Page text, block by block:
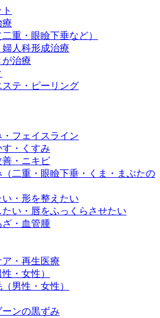
療
重・眼瞼下垂など）
人科形成治療
が治療
ステ・ピーリング
・フェイスライン
・くすみ
・ニキビ
（二重・眼瞼下垂・くま・まぶたの
・形を整えたい
たい・唇をふっくらさせたい
・血管腫
・再生医療
・女性）
男性・女性）
ンの黒ずみ